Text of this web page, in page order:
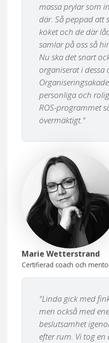
massa prylar som
där. Så peppad att
köket och de där
samlar på oss så
Nu ska det snart
organiserat i dessa
personliga och
ROS-programmet
övermäktigt."
Marie Wetterstrand
Certifierad coach och
"Linda gick med
men också med
beslutsamhet
efter rum. Vi tog en